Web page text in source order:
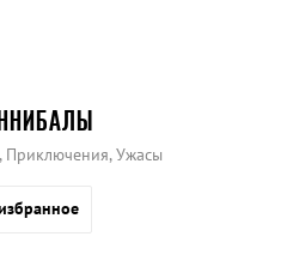
Приключения, Ужасы